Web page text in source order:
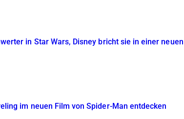
in Star Wars, Disney bricht sie in einer
im neuen Film von Spider-Man entdecken